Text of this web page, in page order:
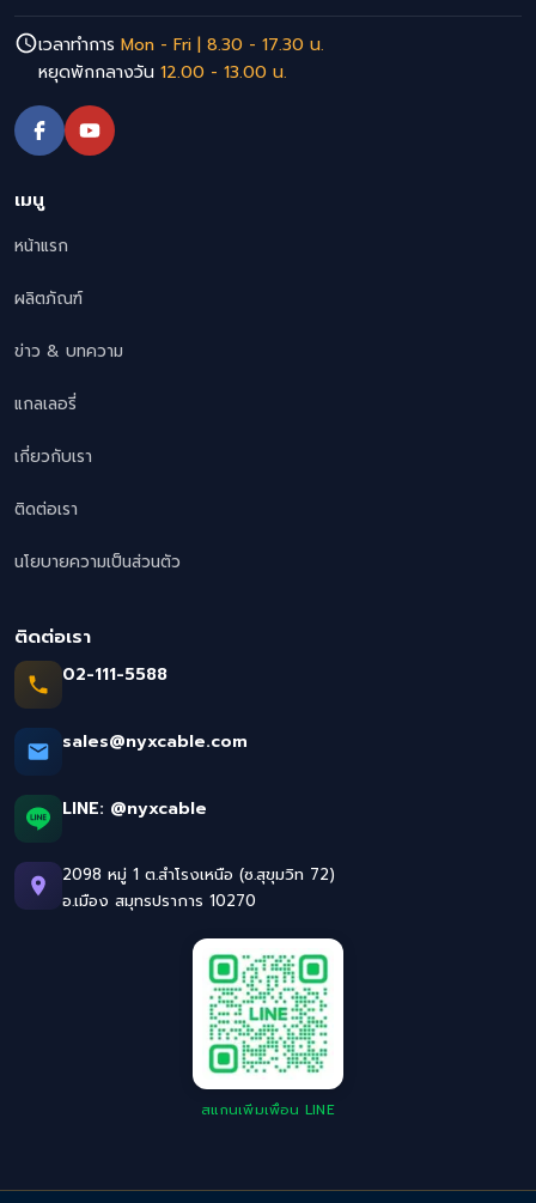
เวลาทำการ Mon - Fri | 8.30 - 17.30 น.
หยุดพักกลางวัน 12.00 - 13.00 น.
เมนู
หน้าแรก
ผลิตภัณฑ์
ข่าว & บทความ
แกลเลอรี่
เกี่ยวกับเรา
ติดต่อเรา
นโยบายความเป็นส่วนตัว
ติดต่อเรา
02-111-5588
sales@nyxcable.com
LINE: @nyxcable
2098 หมู่ 1 ต.สำโรงเหนือ (ซ.สุขุมวิท 72)
อ.เมือง สมุทรปราการ 10270
สแกนเพิ่มเพื่อน LINE